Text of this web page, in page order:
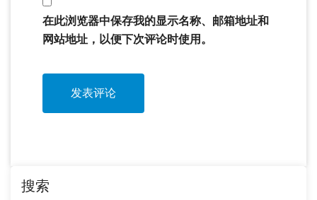
在此浏览器中保存我的显示名称、邮箱地址和
网站地址，以便下次评论时使用。
搜索